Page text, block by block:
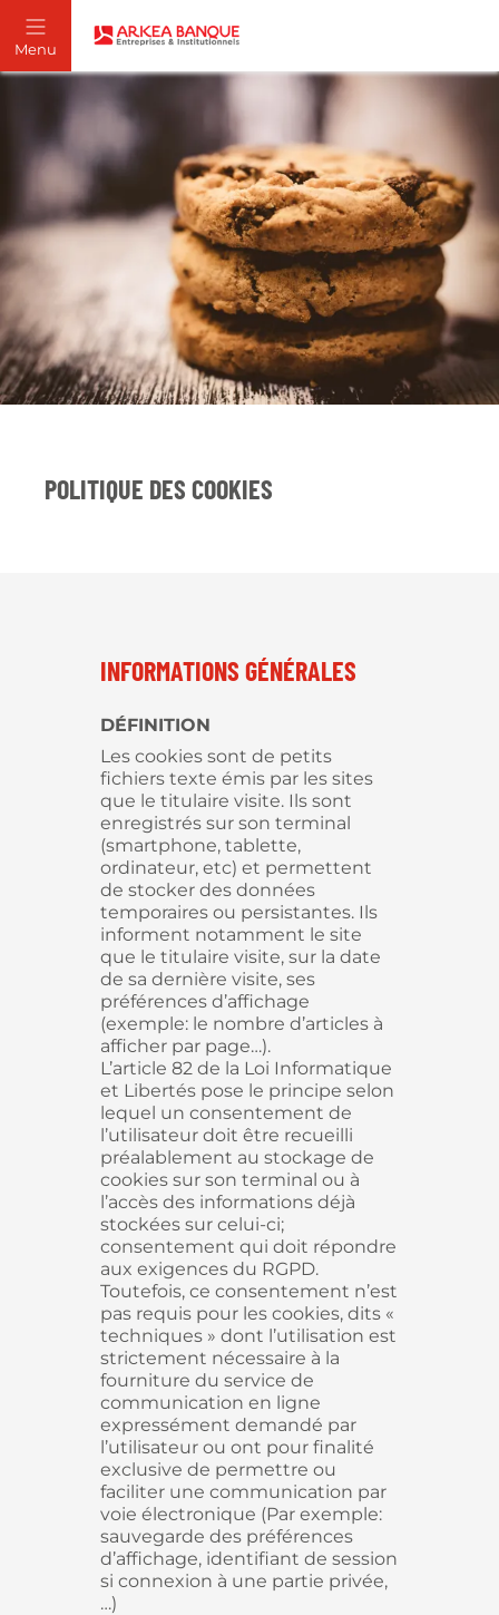
POLITIQUE DES COOKIES
INFORMATIONS GÉNÉRALES
DÉFINITION
Les cookies sont de petits
fichiers texte émis par les sites
que le titulaire visite. Ils sont
enregistrés sur son terminal
(smartphone, tablette,
ordinateur, etc) et permettent
de stocker des données
temporaires ou persistantes. Ils
informent notamment le site
que le titulaire visite, sur la date
de sa dernière visite, ses
préférences d’affichage
(exemple: le nombre d’articles à
afficher par page…).
L’article 82 de la Loi Informatique
et Libertés pose le principe selon
lequel un consentement de
l’utilisateur doit être recueilli
préalablement au stockage de
cookies sur son terminal ou à
l’accès des informations déjà
stockées sur celui-ci;
consentement qui doit répondre
aux exigences du RGPD.
Toutefois, ce consentement n’est
pas requis pour les cookies, dits «
techniques » dont l’utilisation est
strictement nécessaire à la
fourniture du service de
communication en ligne
expressément demandé par
l’utilisateur ou ont pour finalité
exclusive de permettre ou
faciliter une communication par
voie électronique (Par exemple:
sauvegarde des préférences
d’affichage, identifiant de session
si connexion à une partie privée,
…)